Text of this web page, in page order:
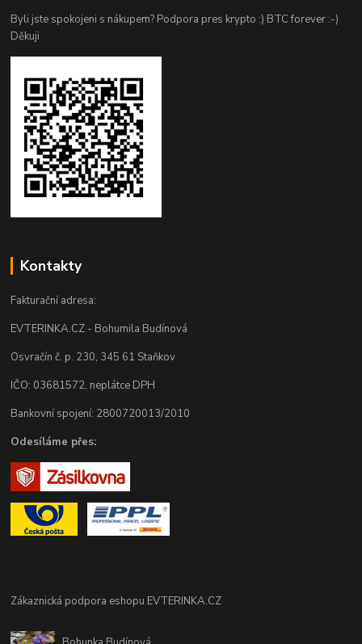
Byli jste spokojeni s nákupem? Podpora pres krypto :) BTC forever :-)
Děkuji
Kontakty
Fakturační adresa:
EVTERINKA.CZ - Bohumila Budínová
Osvračín č. p. 230, 345 61 Staňkov
IČO: 03681572, neplátce DPH
Bankovní spojení: 2800720013/2010
Odesíláme přes:
Zákaznická podpora eshopu EVTERINKA.CZ